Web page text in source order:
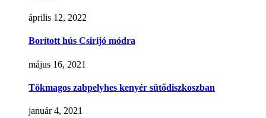
április 12, 2022
Borított hús Csirijó módra
május 16, 2021
Tökmagos zabpelyhes kenyér sütődiszkoszban
január 4, 2021